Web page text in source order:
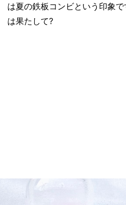
は夏の鉄板コンビという印象
は果たして?